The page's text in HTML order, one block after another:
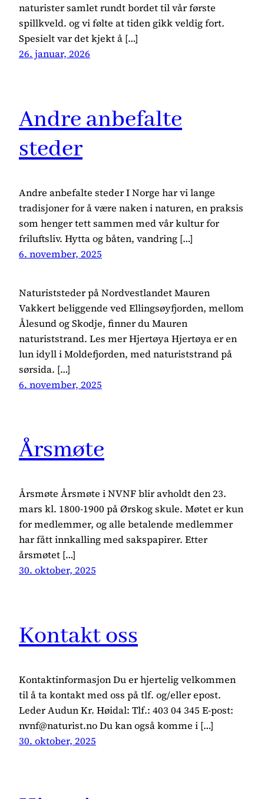
naturister samlet rundt bordet til vår første
spillkveld. og vi følte at tiden gikk veldig fort.
Spesielt var det kjekt å […]
26. januar, 2026
Andre anbefalte
steder
Andre anbefalte steder I Norge har vi lange
tradisjoner for å være naken i naturen, en praksis
som henger tett sammen med vår kultur for
friluftsliv. Hytta og båten, vandring […]
6. november, 2025
Naturiststeder på Nordvestlandet Mauren
Vakkert beliggende ved Ellingsøyfjorden, mellom
Ålesund og Skodje, finner du Mauren
naturiststrand. Les mer Hjertøya Hjertøya er en
lun idyll i Moldefjorden, med naturiststrand på
sørsida. […]
6. november, 2025
Årsmøte
Årsmøte Årsmøte i NVNF blir avholdt den 23.
mars kl. 1800-1900 på Ørskog skule. Møtet er kun
for medlemmer, og alle betalende medlemmer
har fått innkalling med sakspapirer. Etter
årsmøtet […]
30. oktober, 2025
Kontakt oss
Kontaktinformasjon Du er hjertelig velkommen
til å ta kontakt med oss på tlf. og/eller epost.
Leder Audun Kr. Høidal: Tlf.: 403 04 345 E-post:
nvnf@naturist.no Du kan også komme i […]
30. oktober, 2025